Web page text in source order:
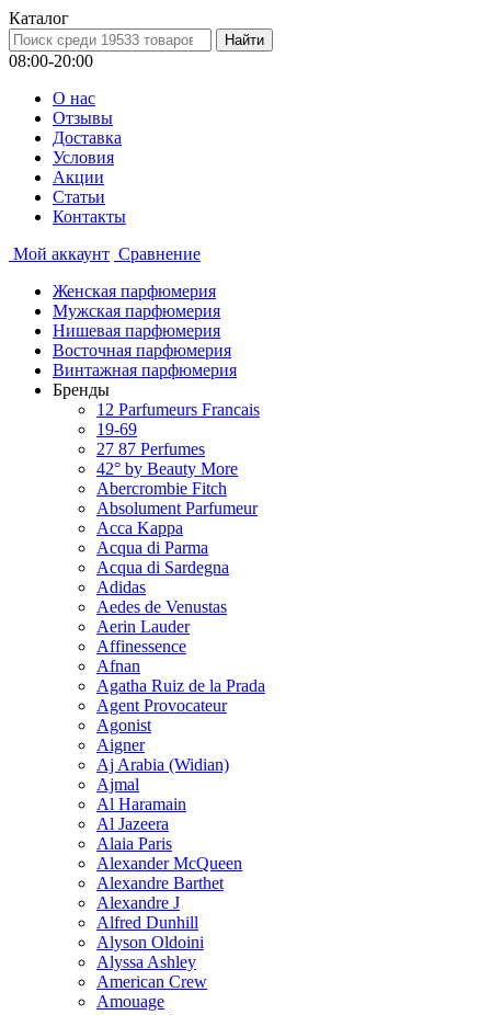
Каталог
08:00-20:00
О нас
Отзывы
Доставка
Условия
Aкции
Статьи
Контакты
Мой аккаунт Сравнение
Женская парфюмерия
Мужская парфюмерия
Нишевая парфюмерия
Восточная парфюмерия
Винтажная парфюмерия
Бренды
12 Parfumeurs Francais
19-69
27 87 Perfumes
42° by Beauty More
Abercrombie Fitch
Absolument Parfumeur
Acca Kappa
Acqua di Parma
Acqua di Sardegna
Adidas
Aedes de Venustas
Aerin Lauder
Affinessence
Afnan
Agatha Ruiz de la Prada
Agent Provocateur
Agonist
Aigner
Aj Arabia (Widian)
Ajmal
Al Haramain
Al Jazeera
Alaia Paris
Alexander McQueen
Alexandre Barthet
Alexandre J
Alfred Dunhill
Alyson Oldoini
Alyssa Ashley
American Crew
Amouage